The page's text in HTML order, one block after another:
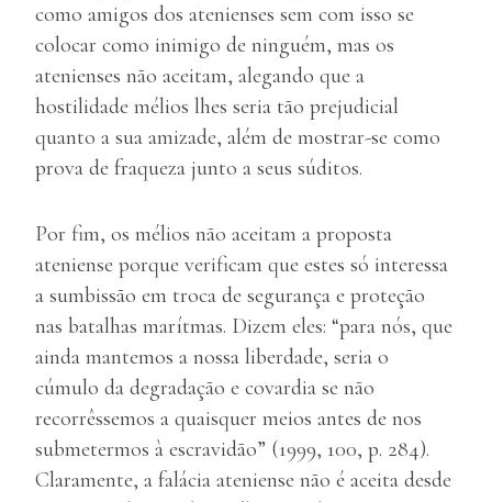
como amigos dos atenienses sem com isso se
colocar como inimigo de ninguém, mas os
atenienses não aceitam, alegando que a
hostilidade mélios lhes seria tão prejudicial
quanto a sua amizade, além de mostrar-se como
prova de fraqueza junto a seus súditos.
Por fim, os mélios não aceitam a proposta
ateniense porque verificam que estes só interessa
a sumbissão em troca de segurança e proteção
nas batalhas marítmas. Dizem eles: “para nós, que
ainda mantemos a nossa liberdade, seria o
cúmulo da degradação e covardia se não
recorrêssemos a quaisquer meios antes de nos
submetermos à escravidão” (1999, 100, p. 284).
Claramente, a falácia ateniense não é aceita desde